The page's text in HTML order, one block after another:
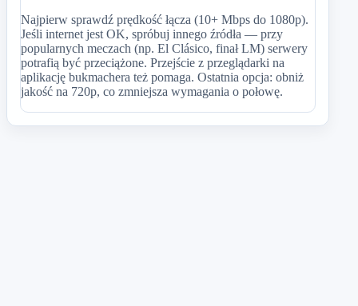
Najpierw sprawdź prędkość łącza (10+ Mbps do 1080p).
Jeśli internet jest OK, spróbuj innego źródła — przy
popularnych meczach (np. El Clásico, finał LM) serwery
potrafią być przeciążone. Przejście z przeglądarki na
aplikację bukmachera też pomaga. Ostatnia opcja: obniż
jakość na 720p, co zmniejsza wymagania o połowę.